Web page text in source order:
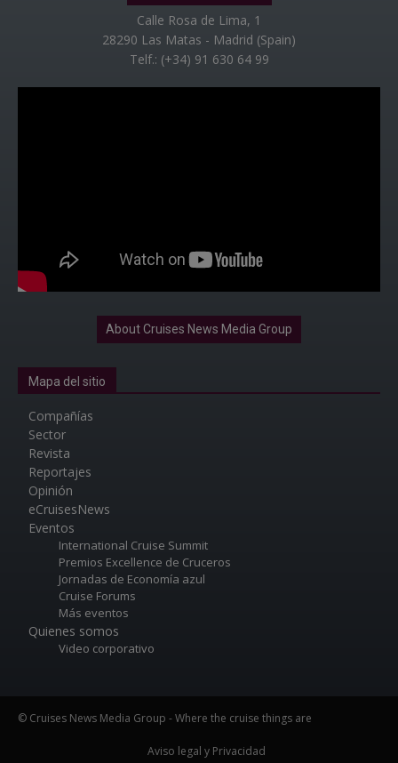
Calle Rosa de Lima, 1
28290 Las Matas - Madrid (Spain)
Telf.: (+34) 91 630 64 99
About Cruises News Media Group
Mapa del sitio
Compañías
Sector
Revista
Reportajes
Opinión
eCruisesNews
Eventos
International Cruise Summit
Premios Excellence de Cruceros
Jornadas de Economía azul
Cruise Forums
Más eventos
Quienes somos
Video corporativo
© Cruises News Media Group - Where the cruise things are
Aviso legal y Privacidad